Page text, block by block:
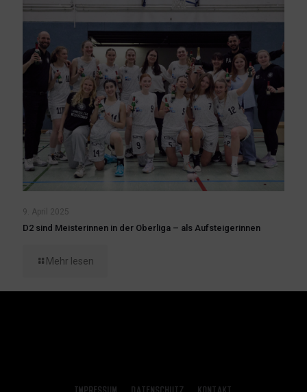
9. April 2025
D2 sind Meisterinnen in der Oberliga – als Aufsteigerinnen
Mehr lesen
Impressum Datenschutz Kontakt